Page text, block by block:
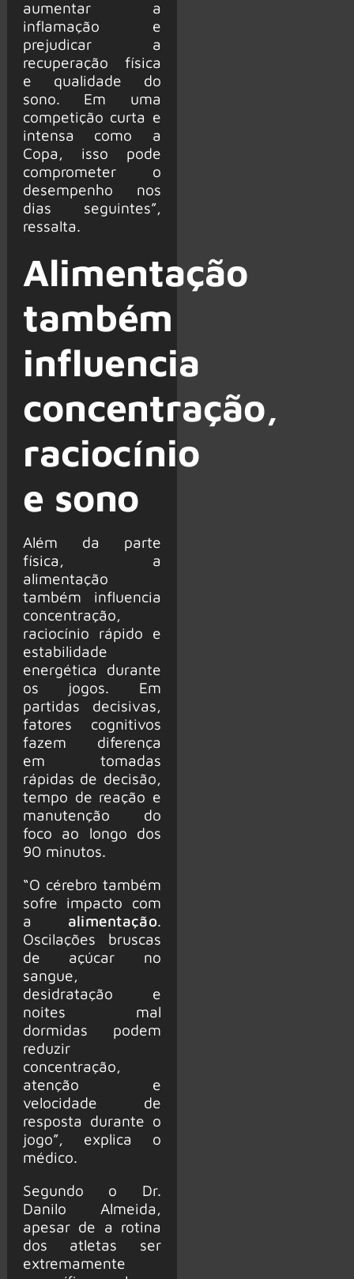
aumentar a
inflamação e
prejudicar a
recuperação física
e qualidade do
sono. Em uma
competição curta e
intensa como a
Copa, isso pode
comprometer o
desempenho nos
dias seguintes”,
ressalta.
Alimentação
também
influencia
concentração,
raciocínio
e sono
Além da parte
física, a
alimentação
também influencia
concentração,
raciocínio rápido e
estabilidade
energética durante
os jogos. Em
partidas decisivas,
fatores cognitivos
fazem diferença
em tomadas
rápidas de decisão,
tempo de reação e
manutenção do
foco ao longo dos
90 minutos.
“O cérebro também
sofre impacto com
a alimentação.
Oscilações bruscas
de açúcar no
sangue,
desidratação e
noites mal
dormidas podem
reduzir
concentração,
atenção e
velocidade de
resposta durante o
jogo”, explica o
médico.
Segundo o Dr.
Danilo Almeida,
apesar de a rotina
dos atletas ser
extremamente